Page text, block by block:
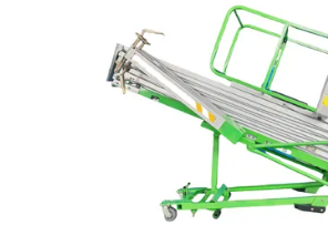
PRIVACIDADE